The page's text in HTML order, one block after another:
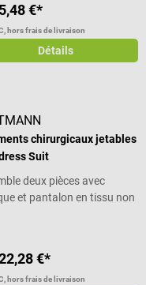
€*
hors frais de livraison
Détails
chirurgicaux jetables
Suit
deux pièces avec
et pantalon en tissu non
€*
hors frais de livraison